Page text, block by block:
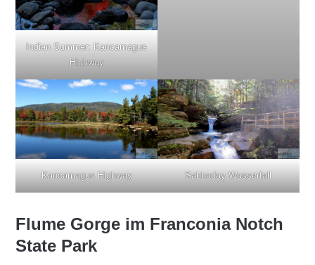
Indian Summer: Kancamagus
Highway
Kancamagus Highway Sabbaday Wasserfall
Flume Gorge im Franconia Notch
State Park